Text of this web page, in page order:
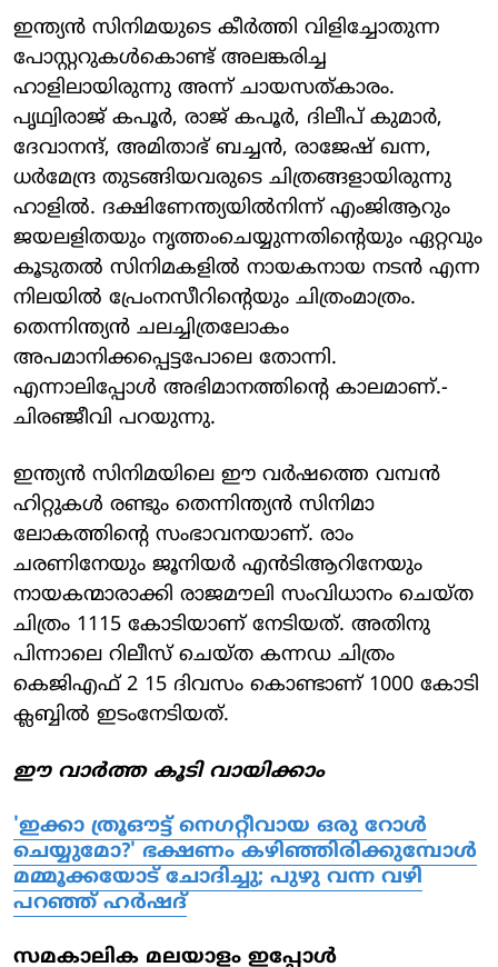
ഇന്ത്യൻ സിനിമയുടെ കീർത്തി വിളിച്ചോതുന്ന
പോസ്റ്ററുകൾകൊണ്ട് അലങ്കരിച്ച
ഹാളിലായിരുന്നു അന്ന് ചായസത്‌കാരം.
പൃഥ്വിരാജ് കപൂർ, രാജ് കപൂർ, ദിലീപ് കുമാർ,
ദേവാനന്ദ്, അമിതാഭ് ബച്ചൻ, രാജേഷ് ഖന്ന,
ധർമേന്ദ്ര തുടങ്ങിയവരുടെ ചിത്രങ്ങളായിരുന്നു
ഹാളിൽ. ദക്ഷിണേന്ത്യയിൽനിന്ന്‌ എംജിആറും
ജയലളിതയും നൃത്തംചെയ്യുന്നതിന്റെയും ഏറ്റവും
കൂടുതൽ സിനിമകളിൽ നായകനായ നടൻ എന്ന
നിലയിൽ പ്രേംനസീറിന്റെയും ചിത്രംമാത്രം.
തെന്നിന്ത്യൻ ചലച്ചിത്രലോകം
അപമാനിക്കപ്പെട്ടപോലെ തോന്നി.
എന്നാലിപ്പോൾ അഭിമാനത്തിന്റെ കാലമാണ്.-
ചിരഞ്ജീവി പറയുന്നു.
ഇന്ത്യൻ സിനിമയിലെ ഈ വർഷത്തെ വമ്പൻ
ഹിറ്റുകൾ രണ്ടും തെന്നിന്ത്യൻ സിനിമാ
ലോകത്തിന്റെ സംഭാവനയാണ്. രാം
ചരണിനേയും ജൂനിയർ എൻടിആറിനേയും
നായകന്മാരാക്കി രാജമൗലി സംവിധാനം ചെയ്ത
ചിത്രം 1115 കോടിയാണ് നേടിയത്. അതിനു
പിന്നാലെ റിലീസ് ചെയ്ത കന്നഡ ചിത്രം
കെജിഎഫ് 2 15 ദിവസം കൊണ്ടാണ് 1000 കോടി
ക്ലബ്ബിൽ ഇടംനേടിയത്.
ഈ വാർത്ത കൂടി വായിക്കാം
'ഇക്കാ ത്രൂഔട്ട് നെഗറ്റീവായ ഒരു റോള്‍
ചെയ്യുമോ?' ഭക്ഷണം കഴിഞ്ഞിരിക്കുമ്പോൾ
മമ്മൂക്കയോട് ചോദിച്ചു; പുഴു വന്ന വഴി
പറഞ്ഞ് ഹർഷദ്
സമകാലിക മലയാളം ഇപ്പോൾ